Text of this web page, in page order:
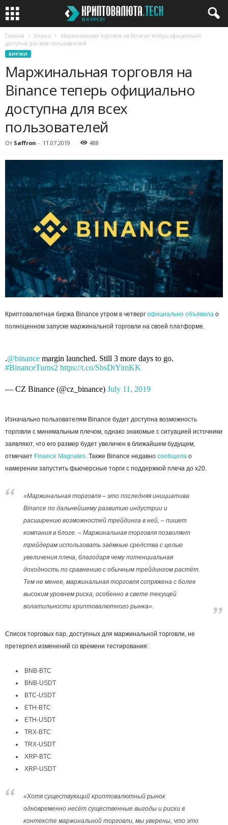
Главная Биржи
Маржинальная торговля на Binance теперь официально
доступна для всех пользователей
БИРЖИ
Маржинальная торговля на
Binance теперь официально
доступна для всех
пользователей
От Saffron - 11.07.2019 488
Криптовалютная биржа Binance утром в четверг официально объявила о
полноценном запуске маржинальной торговли на своей платформе.
.@binance margin launched. Still 3 more days to go.
#BinanceTurns2 https://t.co/SbsDtYimKK
— CZ Binance (@cz_binance) July 11, 2019
Изначально пользователям Binance будет доступна возможность
торговли с минимальным плечом, однако знакомые с ситуацией источники
заявляют, что его размер будет увеличен в ближайшем будущем,
отмечает Finance Magnates. Также Binance недавно сообщила о
намерении запустить фьючерсные торги с поддержкой плеча до x20.
«Маржинальная торговля – это последняя инициатива
Binance по дальнейшему развитию индустрии и
расширению возможностей трейдинга в ней, – пишет
компания в блоге. – Маржинальная торговля позволяет
трейдерам использовать заёмные средства с целью
увеличения плеча, благодаря чему потенциальная
доходность по сравнению с обычным трейдингом растёт.
Тем не менее, маржинальная торговля сопряжена с более
высоким уровнем риска, особенно в свете текущей
волатильности криптовалютного рынка».
Список торговых пар, доступных для маржинальной торговли, не
претерпел изменений со времени тестирования:
BNB-BTC
BNB-USDT
BTC-USDT
ETH-BTC
ETH-USDT
TRX-BTC
TRX-USDT
XRP-BTC
XRP-USDT
«Хотя существующий криптовалютный рынок
одновременно несёт существенные выгоды и риски в
контексте маржинальной торговли, мы уверены, что это